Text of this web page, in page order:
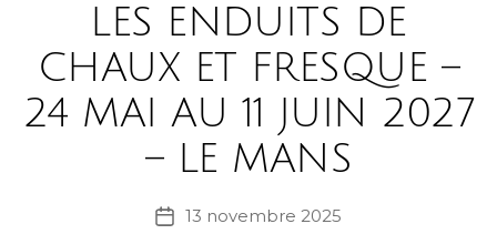
LES ENDUITS DE
CHAUX ET FRESQUE –
24 MAI AU 11 JUIN 2027
– LE MANS
Date13 novembre 2025